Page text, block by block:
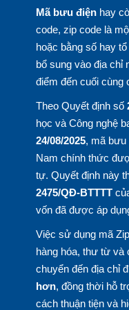
Mã bưu điệnhay
code, zip code là
hoặc bằng số hay
bổ sung vào địa chỉ
điểm đến cuối cùng
Theo Quyết định số
học và Công nghệ
24/08/2025, mã bưu
Nam chính thức
tự. Quyết định này
2475/QĐ-BTTTT
vốn đã được áp
Việc sử dụng mã
hàng hóa, thư từ và
chuyển đến địa chỉ
hơn, đồng thời hỗ
cách thuận tiện và